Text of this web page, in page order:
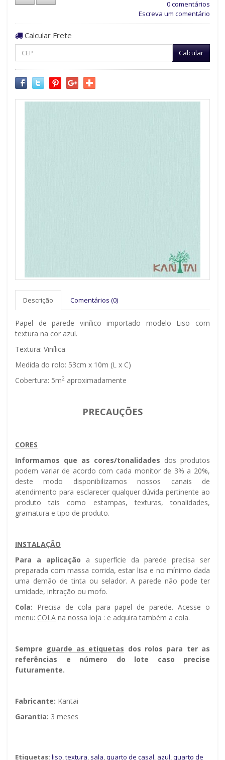
0 comentários
Escreva um comentário
Calcular Frete
Calcular
Descrição Comentários (0)
Papel de parede vinílico importado modelo Liso com
textura na cor azul.
Textura: Vinílica
Medida do rolo: 53cm x 10m (L x C)
Cobertura: 5m2 aproximadamente
PRECAUÇÕES
CORES
Informamos que as cores/tonalidades dos produtos
podem variar de acordo com cada monitor de 3% a 20%,
deste modo disponibilizamos nossos canais de
atendimento para esclarecer qualquer dúvida pertinente ao
produto tais como estampas, texturas, tonalidades,
gramatura e tipo de produto.
INSTALAÇÃO
Para a aplicação a superfície da parede precisa ser
preparada com massa corrida, estar lisa e no mínimo dada
uma demão de tinta ou selador. A parede não pode ter
umidade, infiltração ou mofo.
Cola: Precisa de cola para papel de parede. Acesse o
menu: COLA na nossa loja : e adquira também a cola.
Sempre guarde as etiquetas dos rolos para ter as
referências e número do lote caso precise
futuramente.
Fabricante: Kantai
Garantia: 3 meses
Etiquetas: liso,textura, sala,quarto de casal, azul,quarto de